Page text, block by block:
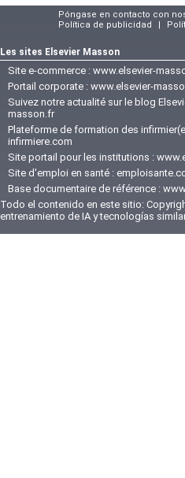
Póngase en contacto con
Política de publicidad
|
Les sites Elsevier Masson
Site e-commerce : www.elsevier-
Portail corporate : www.elsevier-
Suivez notre actualité sur le blog
masson.fr
Plateforme de formation des
infirmiere.com
Site portail pour les institutions :
Site d'emploi en santé :
Base documentaire de référence :
Todo el contenido en este sitio:
entrenamiento de IA y tecnologías